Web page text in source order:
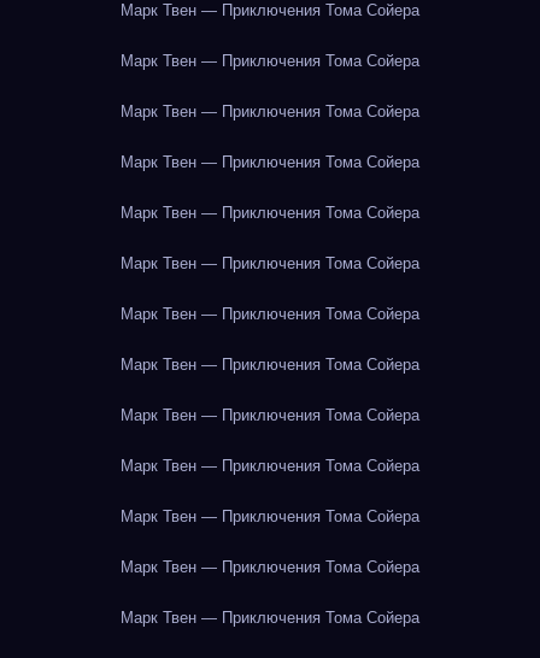
Марк Твен — Приключения Тома Сойера
Марк Твен — Приключения Тома Сойера
Марк Твен — Приключения Тома Сойера
Марк Твен — Приключения Тома Сойера
Марк Твен — Приключения Тома Сойера
Марк Твен — Приключения Тома Сойера
Марк Твен — Приключения Тома Сойера
Марк Твен — Приключения Тома Сойера
Марк Твен — Приключения Тома Сойера
Марк Твен — Приключения Тома Сойера
Марк Твен — Приключения Тома Сойера
Марк Твен — Приключения Тома Сойера
Марк Твен — Приключения Тома Сойера